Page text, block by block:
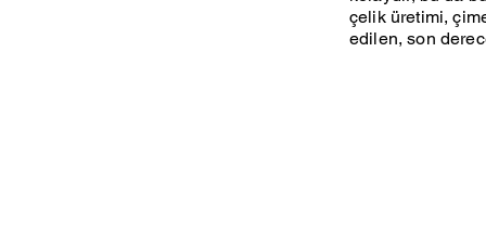
çelik üretimi,
edilen, son